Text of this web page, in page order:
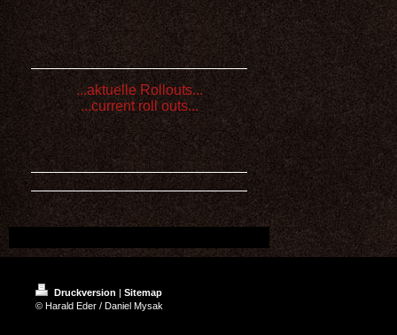
...aktuelle Rollouts...
...current roll outs...
Druckversion | Sitemap
© Harald Eder / Daniel Mysak